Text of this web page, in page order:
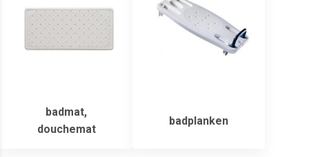
badmat,
douchemat
badplanken